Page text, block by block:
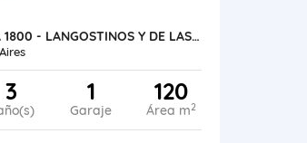
PINAMAR - CASA 1800 - LANGOSTINOS Y DE LAS ARTES
3 1
Garaje
120
Área m2